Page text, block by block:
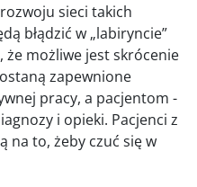
sieci takich
błądzić w „labiryncie”
że możliwe jest skrócenie
zapewnione
pracy, a pacjentom -
i opieki. Pacjenci z
na to, żeby czuć się w